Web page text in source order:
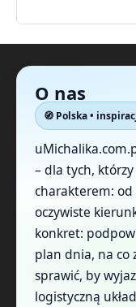
O nas
🧭 Polska •
– dla tych,
charakterem: od
oczywiste
konkret:
plan dnia, na co
sprawić, by
logistyczną